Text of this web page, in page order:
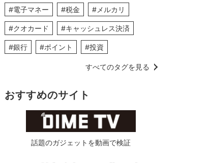
#電子マネー #税金 #メルカリ
#クオカード #キャッシュレス決済
#銀行 #ポイント #投資
すべてのタグを見る
おすすめのサイト
話題のガジェットを動画で検証